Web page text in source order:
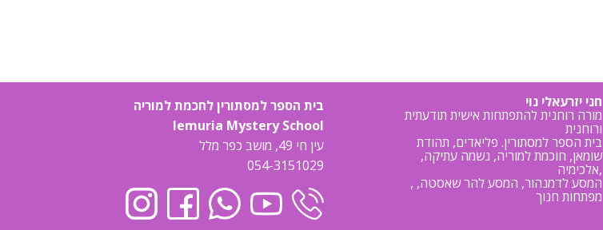
חני יזרעאלי נוי
מורה רוחנית להתפתחות אישית תודעתית
ורוחנית
בית הספר למסתורין. פליאדים, תהודת
שומאן, חוכמת למוריה, נשמה עתיקה,
אלכימיה,
, המסע לדמנהור, המסע להר שאסטה,
מפתחות חנוך
בית הספר למסתורין לחכמת למוריה
lemuria Mystery School
עין חי 49, מושב כפר מלל
054-3151029